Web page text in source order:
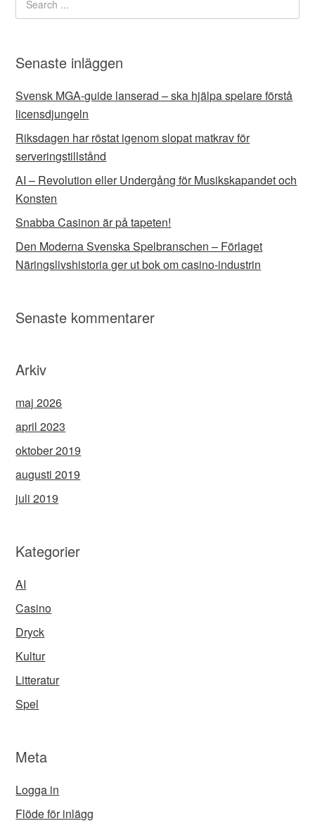
Senaste inläggen
Svensk MGA-guide lanserad – ska hjälpa spelare förstå
licensdjungeln
Riksdagen har röstat igenom slopat matkrav för
serveringstillstånd
AI – Revolution eller Undergång för Musikskapandet och
Konsten
Snabba Casinon är på tapeten!
Den Moderna Svenska Spelbranschen – Förlaget
Näringslivshistoria ger ut bok om casino-industrin
Senaste kommentarer
Arkiv
maj 2026
april 2023
oktober 2019
augusti 2019
juli 2019
Kategorier
AI
Casino
Dryck
Kultur
Litteratur
Spel
Meta
Logga in
Flöde för inlägg